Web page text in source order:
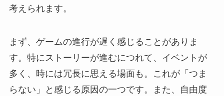
考えられます。
まず、ゲームの進行が遅く感じることがありま
す。特にストーリーが進むにつれて、イベントが
多く、時には冗長に思える場面も。これが「つま
らない」と感じる原因の一つです。また、自由度